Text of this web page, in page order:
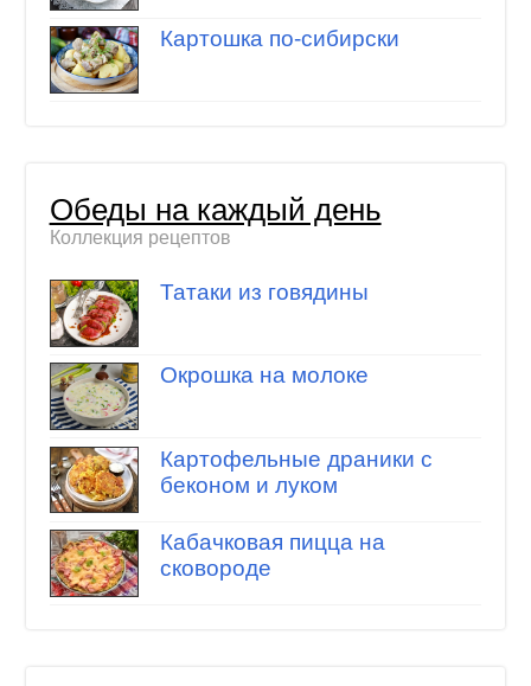
Картошка по-сибирски
Обеды на каждый день
Коллекция рецептов
Татаки из говядины
Окрошка на молоке
Картофельные драники с
беконом и луком
Кабачковая пицца на
сковороде